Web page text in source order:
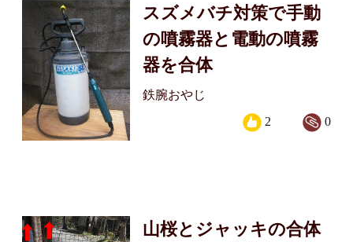
スズメバチ対策で手動
の噴霧器と電動の噴霧
器を合体
鉄腕おやじ
0
2
山桜とジャッキの合体